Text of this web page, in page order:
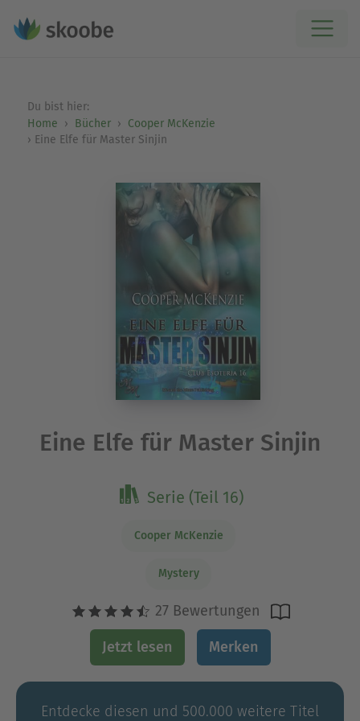
Du bist hier:
Home
Bücher
Cooper McKenzie
Eine Elfe für Master Sinjin
Eine Elfe für Master Sinjin
Serie (Teil 16)
Cooper McKenzie
Mystery
27 Bewertungen
Jetzt lesen Merken
Entdecke diesen und 500.000 weitere Titel